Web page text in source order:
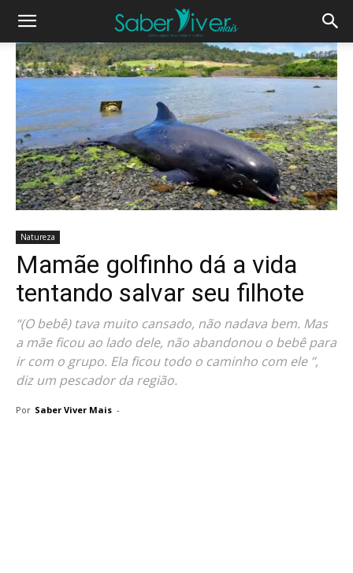
Natureza
Mamãe golfinho dá a vida
tentando salvar seu filhote
“(O bebê) tava muito cansado, não nadava bem. Mas
a mãe ficou ao lado dele, não abandonou o bebê para
ir com o grupo. Ela ficou todo o caminho com ele ”,
diz um pescador da região.
Por Saber Viver Mais -